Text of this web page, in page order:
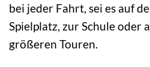
bei jeder Fahrt, sei es auf
Spielplatz, zur Schule oder
größeren Touren.